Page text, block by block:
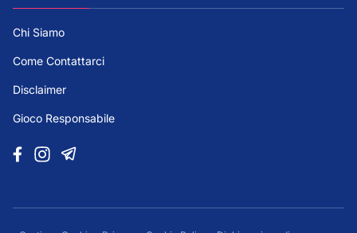
Chi Siamo
Come Contattarci
Disclaimer
Gioco Responsabile